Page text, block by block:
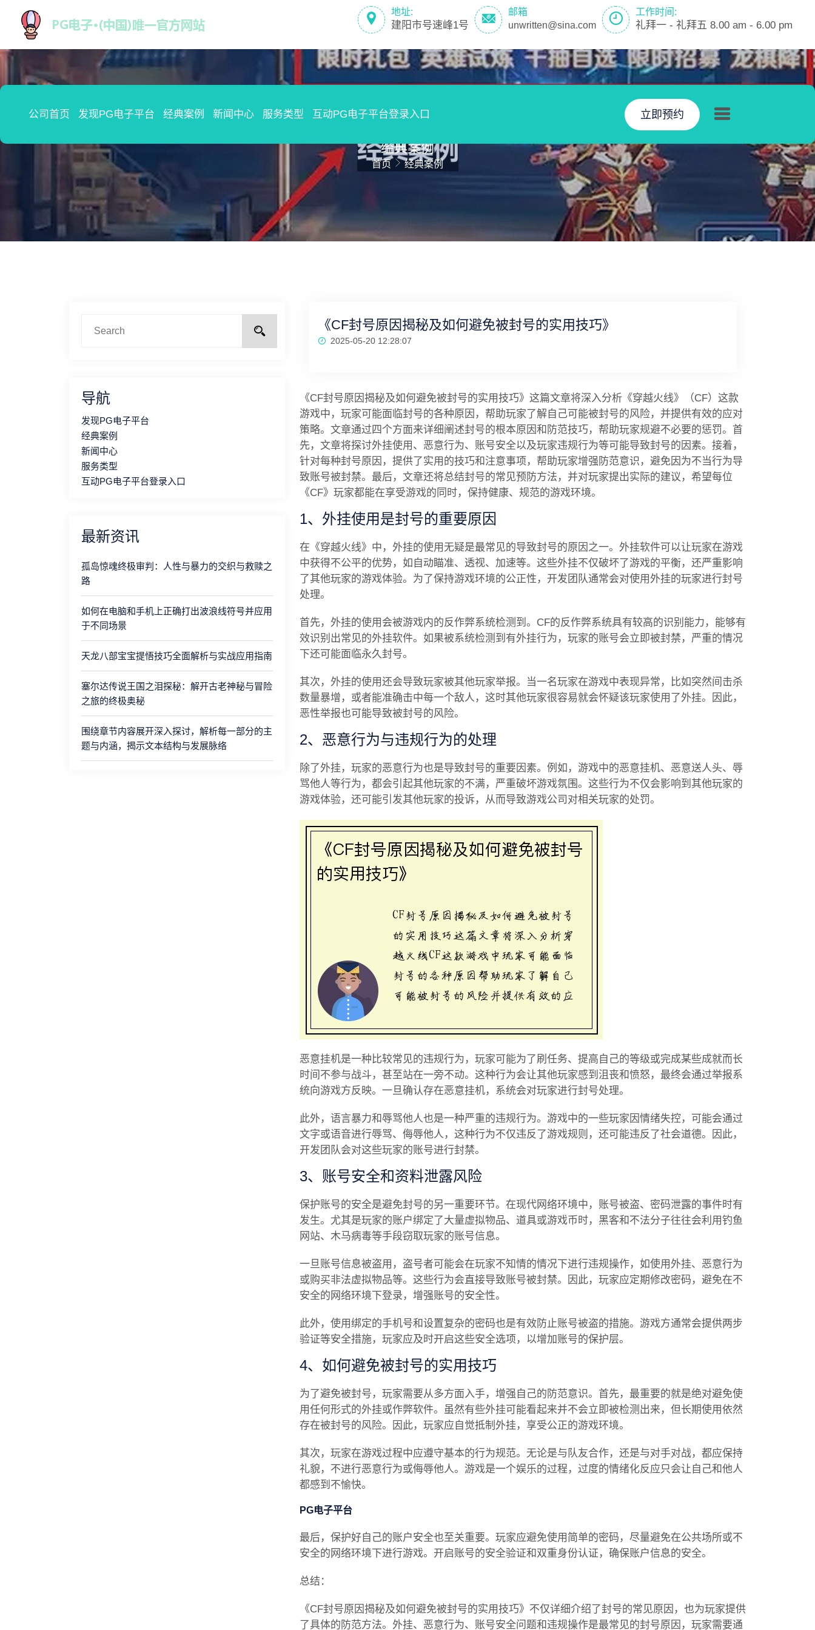
地址:
建阳市号速峰1号
邮箱
unwritten@sina.com
工作时间:
礼拜一 - 礼拜五 8.00 am - 6.00 pm
公司首页 发现PG电子平台 经典案例 新闻中心 服务类型 互动PG电子平台登录入口 立即预约
经典案例
首页 经典案例
导航
发现PG电子平台
经典案例
新闻中心
服务类型
互动PG电子平台登录入口
最新资讯
孤岛惊魂终极审判：人性与暴力的交织与救赎之
路
如何在电脑和手机上正确打出波浪线符号并应用
于不同场景
天龙八部宝宝提悟技巧全面解析与实战应用指南
塞尔达传说王国之泪探秘：解开古老神秘与冒险
之旅的终极奥秘
围绕章节内容展开深入探讨，解析每一部分的主
题与内涵，揭示文本结构与发展脉络
《CF封号原因揭秘及如何避免被封号的实用技巧》
2025-05-20 12:28:07
《CF封号原因揭秘及如何避免被封号的实用技巧》这篇文章将深入分析《穿越火线》（CF）这款
游戏中，玩家可能面临封号的各种原因，帮助玩家了解自己可能被封号的风险，并提供有效的应对
策略。文章通过四个方面来详细阐述封号的根本原因和防范技巧，帮助玩家规避不必要的惩罚。首
先，文章将探讨外挂使用、恶意行为、账号安全以及玩家违规行为等可能导致封号的因素。接着，
针对每种封号原因，提供了实用的技巧和注意事项，帮助玩家增强防范意识，避免因为不当行为导
致账号被封禁。最后，文章还将总结封号的常见预防方法，并对玩家提出实际的建议，希望每位
《CF》玩家都能在享受游戏的同时，保持健康、规范的游戏环境。
1、外挂使用是封号的重要原因
在《穿越火线》中，外挂的使用无疑是最常见的导致封号的原因之一。外挂软件可以让玩家在游戏
中获得不公平的优势，如自动瞄准、透视、加速等。这些外挂不仅破坏了游戏的平衡，还严重影响
了其他玩家的游戏体验。为了保持游戏环境的公正性，开发团队通常会对使用外挂的玩家进行封号
处理。
首先，外挂的使用会被游戏内的反作弊系统检测到。CF的反作弊系统具有较高的识别能力，能够有
效识别出常见的外挂软件。如果被系统检测到有外挂行为，玩家的账号会立即被封禁，严重的情况
下还可能面临永久封号。
其次，外挂的使用还会导致玩家被其他玩家举报。当一名玩家在游戏中表现异常，比如突然间击杀
数量暴增，或者能准确击中每一个敌人，这时其他玩家很容易就会怀疑该玩家使用了外挂。因此，
恶性举报也可能导致被封号的风险。
2、恶意行为与违规行为的处理
除了外挂，玩家的恶意行为也是导致封号的重要因素。例如，游戏中的恶意挂机、恶意送人头、辱
骂他人等行为，都会引起其他玩家的不满，严重破坏游戏氛围。这些行为不仅会影响到其他玩家的
游戏体验，还可能引发其他玩家的投诉，从而导致游戏公司对相关玩家的处罚。
恶意挂机是一种比较常见的违规行为，玩家可能为了刷任务、提高自己的等级或完成某些成就而长
时间不参与战斗，甚至站在一旁不动。这种行为会让其他玩家感到沮丧和愤怒，最终会通过举报系
统向游戏方反映。一旦确认存在恶意挂机，系统会对玩家进行封号处理。
此外，语言暴力和辱骂他人也是一种严重的违规行为。游戏中的一些玩家因情绪失控，可能会通过
文字或语音进行辱骂、侮辱他人，这种行为不仅违反了游戏规则，还可能违反了社会道德。因此，
开发团队会对这些玩家的账号进行封禁。
3、账号安全和资料泄露风险
保护账号的安全是避免封号的另一重要环节。在现代网络环境中，账号被盗、密码泄露的事件时有
发生。尤其是玩家的账户绑定了大量虚拟物品、道具或游戏币时，黑客和不法分子往往会利用钓鱼
网站、木马病毒等手段窃取玩家的账号信息。
一旦账号信息被盗用，盗号者可能会在玩家不知情的情况下进行违规操作，如使用外挂、恶意行为
或购买非法虚拟物品等。这些行为会直接导致账号被封禁。因此，玩家应定期修改密码，避免在不
安全的网络环境下登录，增强账号的安全性。
此外，使用绑定的手机号和设置复杂的密码也是有效防止账号被盗的措施。游戏方通常会提供两步
验证等安全措施，玩家应及时开启这些安全选项，以增加账号的保护层。
4、如何避免被封号的实用技巧
为了避免被封号，玩家需要从多方面入手，增强自己的防范意识。首先，最重要的就是绝对避免使
用任何形式的外挂或作弊软件。虽然有些外挂可能看起来并不会立即被检测出来，但长期使用依然
存在被封号的风险。因此，玩家应自觉抵制外挂，享受公正的游戏环境。
其次，玩家在游戏过程中应遵守基本的行为规范。无论是与队友合作，还是与对手对战，都应保持
礼貌，不进行恶意行为或侮辱他人。游戏是一个娱乐的过程，过度的情绪化反应只会让自己和他人
都感到不愉快。
PG电子平台
最后，保护好自己的账户安全也至关重要。玩家应避免使用简单的密码，尽量避免在公共场所或不
安全的网络环境下进行游戏。开启账号的安全验证和双重身份认证，确保账户信息的安全。
总结：
《CF封号原因揭秘及如何避免被封号的实用技巧》不仅详细介绍了封号的常见原因，也为玩家提供
了具体的防范方法。外挂、恶意行为、账号安全问题和违规操作是最常见的封号原因，玩家需要通